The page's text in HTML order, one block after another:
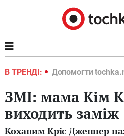
В ТРЕНДІ:
2022 Допомогти
ЗМІ: мама Кім
виходить заміж
Коханим Кріс Дженнер